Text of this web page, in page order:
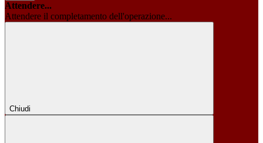
Attendere...
Attendere il completamento dell'operazione...
Chiudi